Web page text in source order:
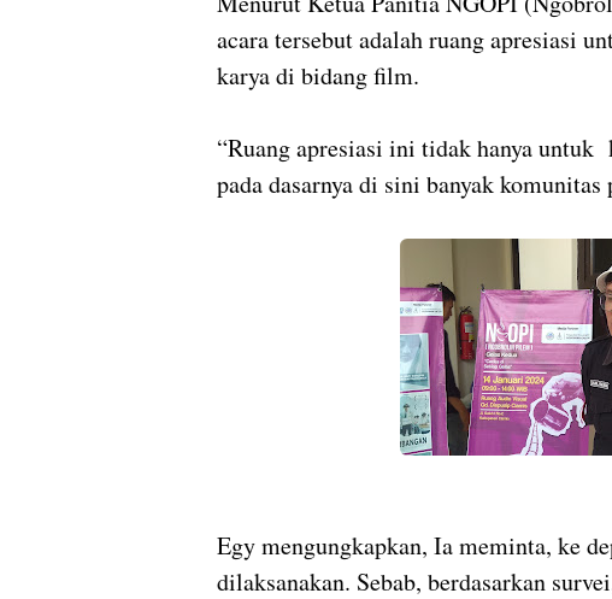
acara tersebut adalah ruang apresiasi
karya di bidang film.
“Ruang apresiasi ini tidak hanya
pada dasarnya di sini banyak
Egy mengungkapkan, Ia meminta, ke
dilaksanakan. Sebab, berdasarkan